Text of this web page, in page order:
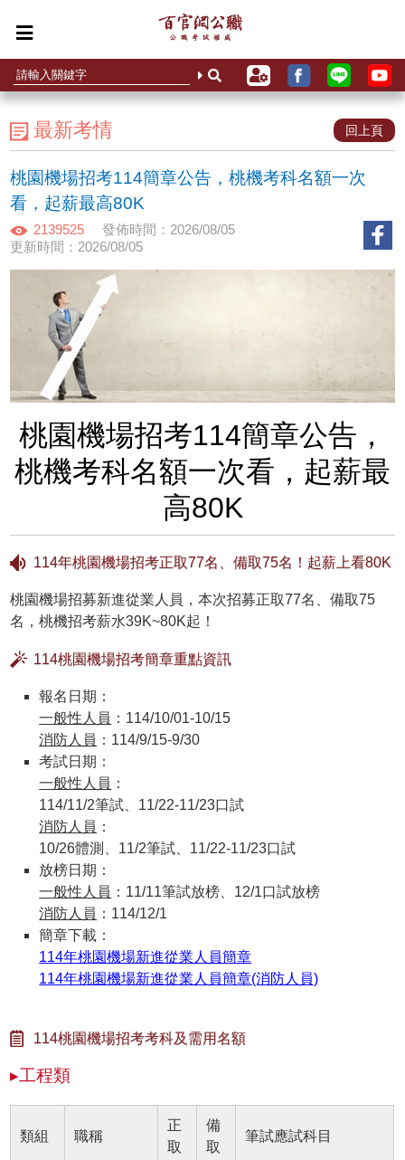
最新考情 回上頁
桃園機場招考114簡章公告，桃機考科名額一次
看，起薪最高80K
2139525
發佈時間：2026/08/05
更新時間：2026/08/05
桃園機場招考114簡章公告，
桃機考科名額一次看，起薪最
高80K
114年桃園機場招考正取77名、備取75名！起薪上看80K
桃園機場招募新進從業人員，本次招募正取77名、備取75
名，桃機招考薪水39K~80K起！
114桃園機場招考簡章重點資訊
報名日期：
一般性人員 ：114/10/01-10/15
消防人員 ：114/9/15-9/30
考試日期：
一般性人員 ：
114/11/2筆試、11/22-11/23口試
消防人員 ：
10/26體測、11/2筆試、11/22-11/23口試
放榜日期：
一般性人員 ：11/11筆試放榜、12/1口試放榜
消防人員 ：114/12/1
簡章下載：
114年桃園機場新進從業人員簡章
114年桃園機場新進從業人員簡章(消防人員)
114桃園機場招考考科及需用名額
▸工程類
類組 職稱
正
取
備
取
筆試應試科目